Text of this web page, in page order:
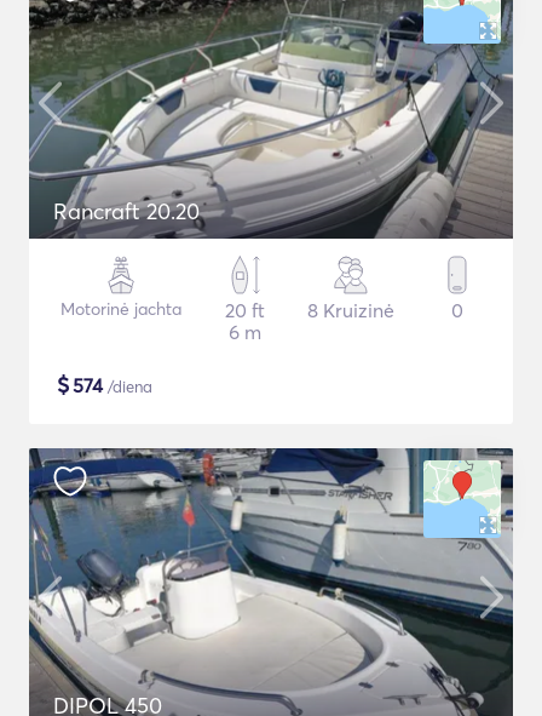
Rancraft 20.20
Motorinė jachta
20 ft
6 m
8 Kruizinė 0
$574/diena
DIPOL 450